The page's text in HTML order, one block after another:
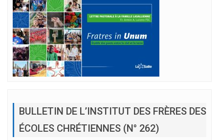
BULLETIN DE L’INSTITUT DES FRÈRES DES
ÉCOLES CHRÉTIENNES (N° 262)